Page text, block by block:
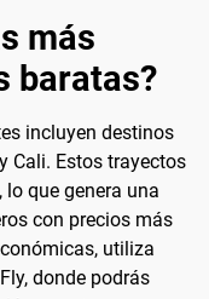
más
baratas?
incluyen destinos
Cali. Estos trayectos
que genera una
con precios más
utiliza
donde podrás